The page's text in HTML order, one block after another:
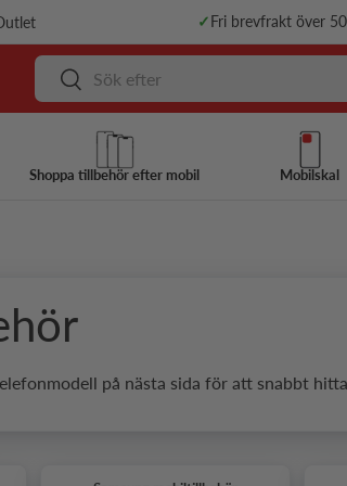
✓ Fri brevfrakt över
Sök Sök
Shoppa tillbehör efter mobil Mobilskal
på nästa sida för att snabbt